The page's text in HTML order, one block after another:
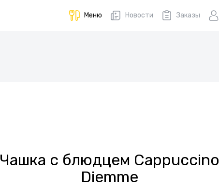
Меню Новости Заказы
Чашка с блюдцем Cappuccino
Diemme